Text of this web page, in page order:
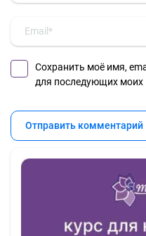
Сохранить моё имя,
для последующих моих